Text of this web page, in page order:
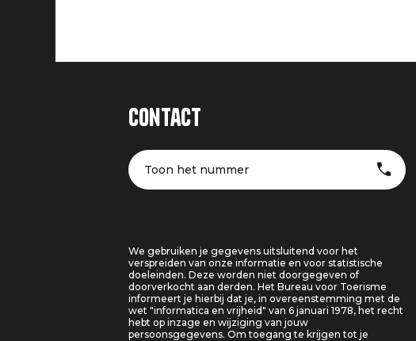
Contact
Toon het nummer
We gebruiken je gegevens uitsluitend voor het
verspreiden van onze informatie en voor statistische
doeleinden. Deze worden niet doorgegeven of
doorverkocht aan derden. Het Bureau voor Toerisme
informeert je hierbij dat je, in overeenstemming met de
wet "informatica en vrijheid" van 6 januari 1978, het recht
hebt op inzage en wijziging van jouw
persoonsgegevens. Om toegang te krijgen tot je